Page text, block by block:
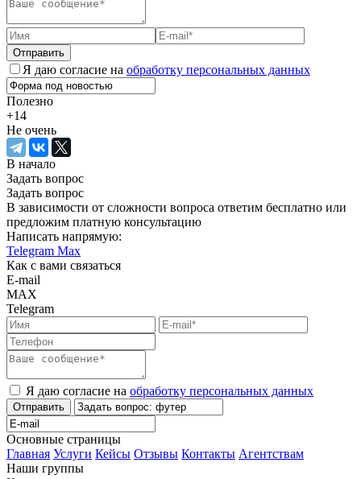
Отправить
Я даю согласие на обработку персональных данных
Полезно
+14
Не очень
В начало
Задать вопрос
Задать вопрос
В зависимости от сложности вопроса ответим бесплатно или
предложим платную консультацию
Написать напрямую:
Telegram Max
Как с вами связаться
E-mail
MAX
Telegram
Я даю согласие на обработку персональных данных
Отправить
Основные страницы
Главная Услуги Кейсы Отзывы Контакты Агентствам
Наши группы